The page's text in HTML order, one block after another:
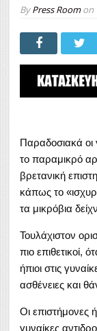
ByPress Roomon
Παραδοσιακά οι
το παραμικρό
βρετανική
κάπως το
τα μικρόβια
Τουλάχιστον
πιο επιθετικοί,
ήπιοι στις
ασθένειες και
Οι επιστήμονες
γυναίκες